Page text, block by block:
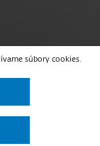
súbory cookies.